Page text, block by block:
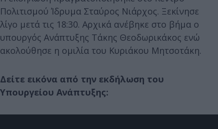
Πολιτισμού Ίδρυμα Σταύρος Νιάρχος. Ξεκίνησε
λίγο μετά τις 18:30. Αρχικά ανέβηκε στο βήμα ο
υπουργός Ανάπτυξης Τάκης Θεοδωρικάκος ενώ
ακολούθησε η ομιλία του Κυριάκου Μητσοτάκη.
Δείτε εικόνα από την εκδήλωση του
Υπουργείου Ανάπτυξης: